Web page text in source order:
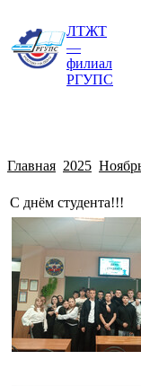
ЛТЖТ
—
филиал
РГУПС
Главная 2025
С днём студента!!!